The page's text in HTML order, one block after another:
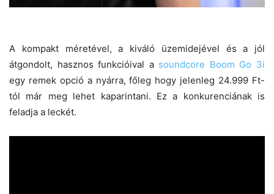
A kompakt méretével, a kiváló üzemidejével és a jól
átgondolt, hasznos funkcióival a soundcore Boom Go 3i
egy remek opció a nyárra, főleg hogy jelenleg 24.999 Ft-
tól már meg lehet kaparintani. Ez a konkurenciának is
feladja a leckét.